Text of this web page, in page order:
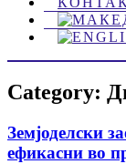
Category:
Земјоделски
ефикасни во